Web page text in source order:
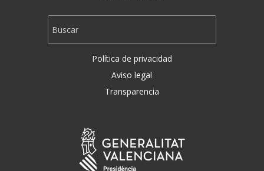
Política de privacidad
Aviso legal
Transparencia